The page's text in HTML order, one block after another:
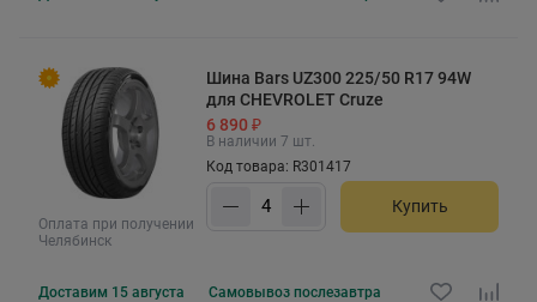
Оплата при получении
Челябинск
Шина Bars UZ300 225/50 R17 94W
для CHEVROLET Cruze
6 890 ₽
В наличии 7 шт.
Код товара: R301417
Купить
Доставим 15 августа Самовывоз послезавтра